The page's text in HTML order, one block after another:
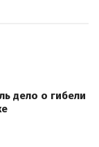
дело о гибели